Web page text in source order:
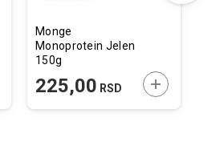
U KORPU
Monge
Monoprotein Jelen
150g
225,00 RSD DODAJTE U